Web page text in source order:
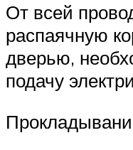
От всей
распаячную
дверью,
подачу